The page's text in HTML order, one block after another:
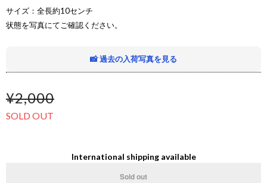
サイズ：全長約10センチ
状態を写真にてご確認ください。
📸 過去の入荷写真を見る
¥2,000
SOLD OUT
International shipping available
Sold out